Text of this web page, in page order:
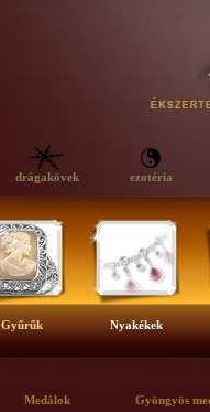
drágakövek ezotéria
Gyűrűk Nyakékek
Medálok Gyöngyös